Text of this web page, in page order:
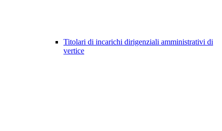
Titolari di incarichi dirigenziali amministrativi di
vertice